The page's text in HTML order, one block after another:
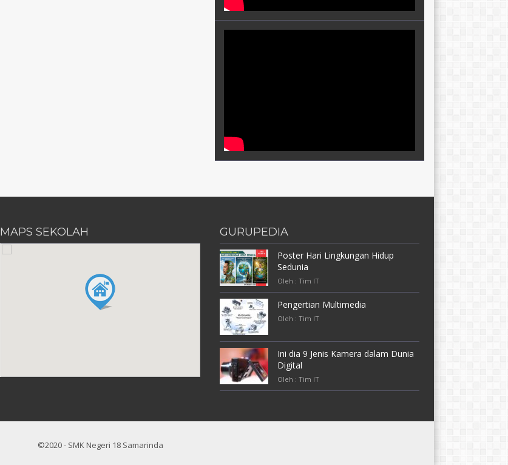
MAPS SEKOLAH GURUPEDIA
Poster Hari Lingkungan Hidup
Sedunia
Oleh : Tim IT
Pengertian Multimedia
Oleh : Tim IT
Ini dia 9 Jenis Kamera dalam Dunia
Digital
Oleh : Tim IT
©2020 - SMK Negeri 18 Samarinda